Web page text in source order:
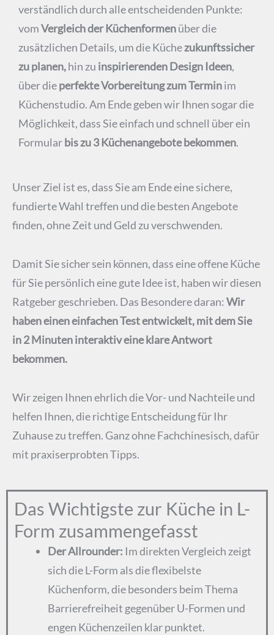
verständlich durch alle entscheidenden Punkte:
vomVergleich der Küchenformenüber die
zusätzlichen Details, um die Küchezukunftssicher
zu planen,hin zu inspirierenden Design Ideen,
über dieperfekte Vorbereitung zum Terminim
Küchenstudio. Am Ende geben wir Ihnen sogar die
Möglichkeit, dass Sie einfach und schnell über ein
Formularbis zu 3 Küchenangebote bekommen.
Unser Ziel ist es, dass Sie am Ende eine sichere,
fundierte Wahl treffen und die besten Angebote
finden, ohne Zeit und Geld zu verschwenden.
Damit Sie sicher sein können, dass eine offene Küche
für Sie persönlich eine gute Idee ist, haben wir diesen
Ratgeber geschrieben. Das Besondere daran:Wir
haben einen einfachen Test entwickelt, mit dem Sie
in 2 Minuten interaktiv eine klare Antwort
bekommen.
Wir zeigen Ihnen ehrlich die Vor- und Nachteile und
helfen Ihnen, die richtige Entscheidung für Ihr
Zuhause zu treffen. Ganz ohne Fachchinesisch, dafür
mit praxiserprobten Tipps.
Das Wichtigste zur Küche in L-
Form zusammengefasst
Der Allrounder: Im direkten Vergleich zeigt
sich die L-Form als die flexibelste
Küchenform, die besonders beim Thema
Barrierefreiheit gegenüber U-Formen und
engen Küchenzeilen klar punktet.